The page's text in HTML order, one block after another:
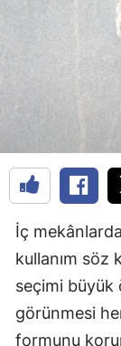
İç
kullanım söz
seçimi büyük
görünmesi
formunu